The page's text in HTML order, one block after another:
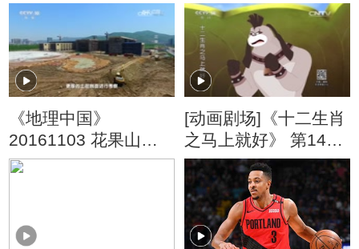
《地理中国》
20161103 花果山传
奇（下）
[动画剧场]《十二生肖
之马上就好》 第14集
培训大作战